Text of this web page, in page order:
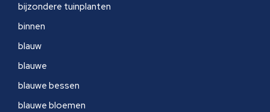
bijzondere tuinplanten
binnen
blauw
blauwe
blauwe bessen
blauwe bloemen